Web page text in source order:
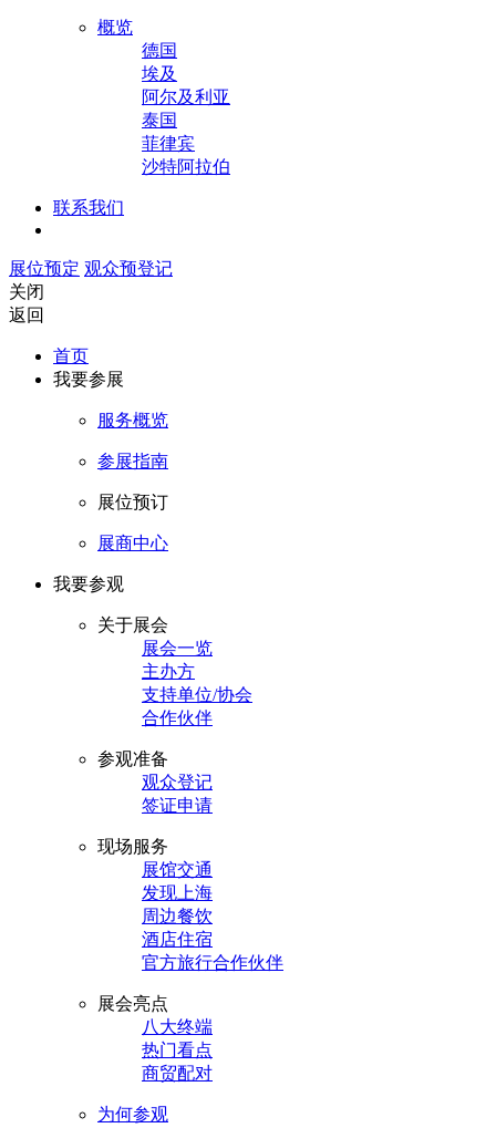
概览
德国
埃及
阿尔及利亚
泰国
菲律宾
沙特阿拉伯
联系我们
展位预定 观众预登记
关闭
返回
首页
我要参展
服务概览
参展指南
展位预订
展商中心
我要参观
关于展会
展会一览
主办方
支持单位/协会
合作伙伴
参观准备
观众登记
签证申请
现场服务
展馆交通
发现上海
周边餐饮
酒店住宿
官方旅行合作伙伴
展会亮点
八大终端
热门看点
商贸配对
为何参观